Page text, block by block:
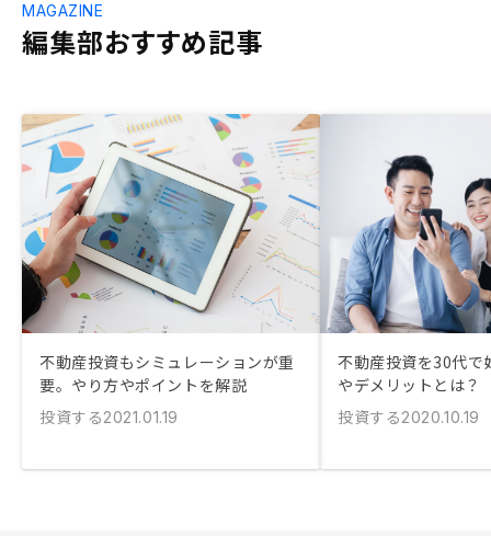
編集部おすすめ記事
MAGAZINE
不動産投資もシミュレーションが重
要。やり方やポイントを解説
投資する2021.01.19
不動産投資を30代で
やデメリットとは？
投資する2020.10.19